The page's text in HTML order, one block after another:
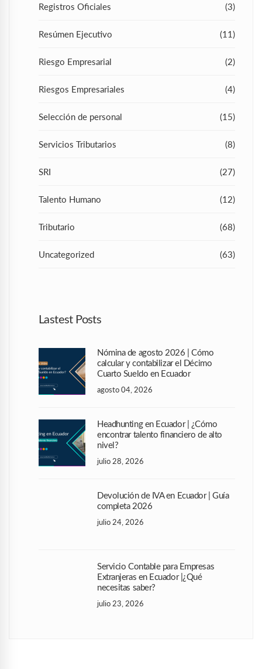
Registros Oficiales (3)
Resúmen Ejecutivo (11)
Riesgo Empresarial (2)
Riesgos Empresariales (4)
Selección de personal (15)
Servicios Tributarios (8)
SRI (27)
Talento Humano (12)
Tributario (68)
Uncategorized (63)
Lastest Posts
Nómina de agosto 2026 | Cómo
calcular y contabilizar el Décimo
Cuarto Sueldo en Ecuador
agosto 04, 2026
Headhunting en Ecuador | ¿Cómo
encontrar talento financiero de alto
nivel?
julio 28, 2026
Devolución de IVA en Ecuador | Guía
completa 2026
julio 24, 2026
Servicio Contable para Empresas
Extranjeras en Ecuador |¿Qué
necesitas saber?
julio 23, 2026